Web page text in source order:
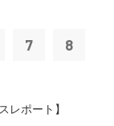
7 8